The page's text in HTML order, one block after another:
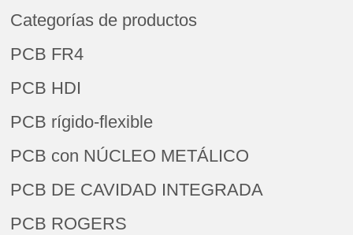
Categorías de productos
PCB FR4
PCB HDI
PCB rígido-flexible
PCB con NÚCLEO METÁLICO
PCB DE CAVIDAD INTEGRADA
PCB ROGERS